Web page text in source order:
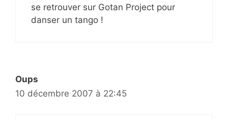
se retrouver sur Gotan Project pour
danser un tango !
Oups
10 décembre 2007 à 22:45